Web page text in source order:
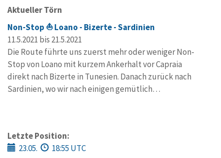
Aktueller Törn
Non-Stop ⛵️ Loano - Bizerte - Sardinien
11.5.2021 bis 21.5.2021
Die Route führte uns zuerst mehr oder weniger Non-
Stop von Loano mit kurzem Ankerhalt vor Capraia
direkt nach Bizerte in Tunesien. Danach zurück nach
Sardinien, wo wir nach einigen gemütlich…
Letzte Position:
23.05.
18:55 UTC